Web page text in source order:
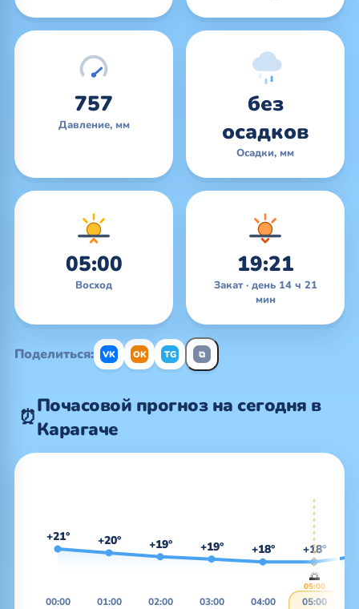
757
Давление, мм
без
осадков
Осадки, мм
05:00
Восход
19:21
Закат · день 14 ч 21
мин
Поделиться: VK OK TG ⧉
⏰Почасовой прогноз на сегодня в
Карагаче
+21° +20° +19° +19° +18° +18°
🌅
05:00
00:00 01:00 02:00 03:00 04:00 05:00